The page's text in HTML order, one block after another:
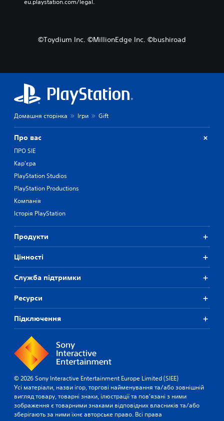
eu.playstation.com/legal.
©Toydium Inc. ©MillionEdge Inc. ©bushiroad
Домашня сторінка Ігри Gift
Про вас
ПРО SIE
Кар'єра
PlayStation Studios
PlayStation Productions
Компанія
Історія PlayStation
Продукти
Цiнностi
Служба підтримки
Ресурси
Підключення
© 2026 Sony Interactive Entertainment Europe Limited (SIEE)
Усі матеріали, назви ігор, торгові найменування та/або зовнішній
вигляд товару, товарні знаки, ілюстрації та пов'язані з ними
зображення є товарними знаками відповідних власників та/або
зберігають за ними їхнє авторське право. Всі права